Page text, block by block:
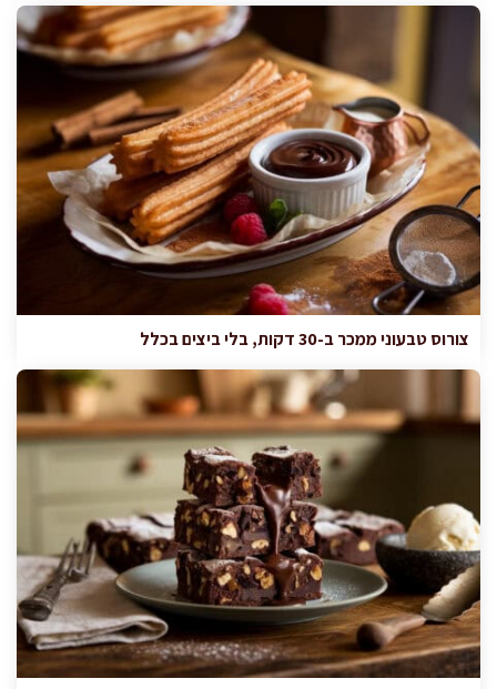
צורוס טבעוני ממכר ב-30 דקות, בלי ביצים בכלל